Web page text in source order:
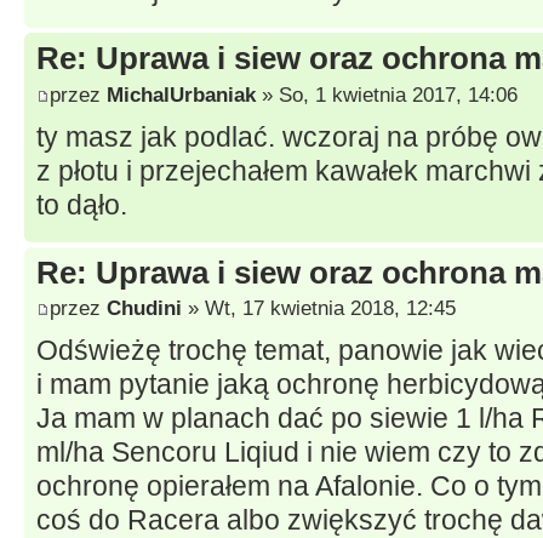
Re: Uprawa i siew oraz ochrona
przez MichalUrbaniak » So, 1 kwietnia 2017, 14:06
ty masz jak podlać. wczoraj na próbę
z płotu i przejechałem kawałek
to dąło.
Re: Uprawa i siew oraz ochrona
przez Chudini » Wt, 17 kwietnia 2018, 12:45
Odświeżę trochę temat, panowie jak
i mam pytanie jaką ochronę
Ja mam w planach dać po siewie 1 l/ha
ml/ha Sencoru Liqiud i nie wiem czy to
ochronę opierałem na Afalonie. Co o
coś do Racera albo zwiększyć trochę